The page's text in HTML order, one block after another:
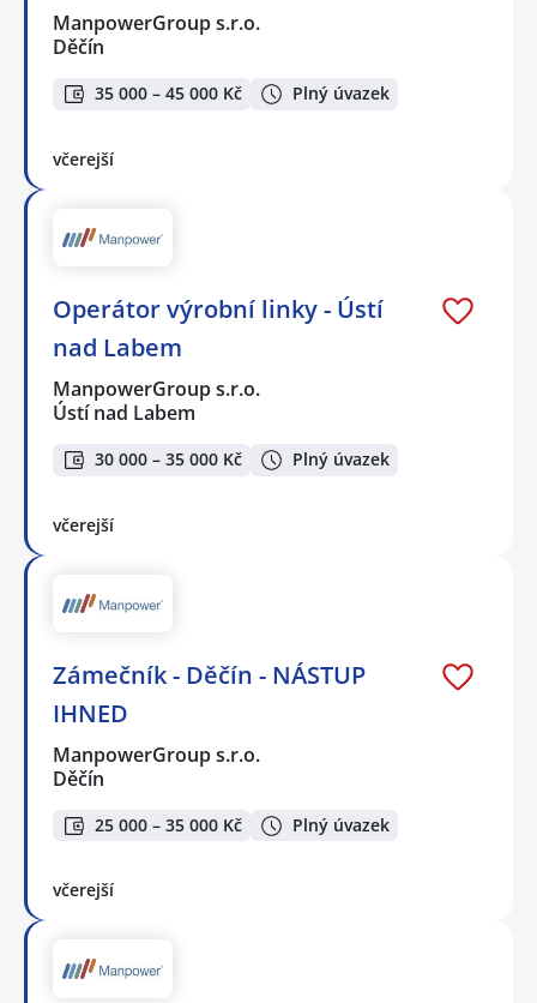
ManpowerGroup s.r.o.
Děčín
35 000 – 45 000 Kč Plný úvazek
včerejší
Operátor výrobní linky - Ústí
nad Labem
ManpowerGroup s.r.o.
Ústí nad Labem
30 000 – 35 000 Kč Plný úvazek
včerejší
Zámečník - Děčín - NÁSTUP
IHNED
ManpowerGroup s.r.o.
Děčín
25 000 – 35 000 Kč Plný úvazek
včerejší